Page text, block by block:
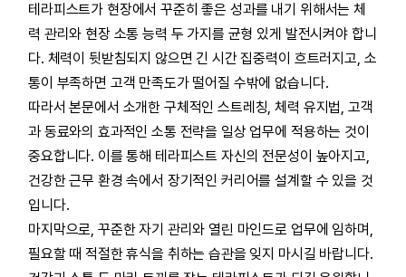
테라피스트가 현장에서 꾸준히 좋은 성과를 내기 위해서는 체
력 관리와 현장 소통 능력 두 가지를 균형 있게 발전시켜야 합니
다. 체력이 뒷받침되지 않으면 긴 시간 집중력이 흐트러지고, 소
통이 부족하면 고객 만족도가 떨어질 수밖에 없습니다.
따라서 본문에서 소개한 구체적인 스트레칭, 체력 유지법, 고객
과 동료와의 효과적인 소통 전략을 일상 업무에 적용하는 것이
중요합니다. 이를 통해 테라피스트 자신의 전문성이 높아지고,
건강한 근무 환경 속에서 장기적인 커리어를 설계할 수 있을 것
입니다.
마지막으로, 꾸준한 자기 관리와 열린 마인드로 업무에 임하며,
필요할 때 적절한 휴식을 취하는 습관을 잊지 마시길 바랍니다.